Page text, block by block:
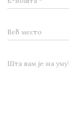
Веб место
Шта вам је на